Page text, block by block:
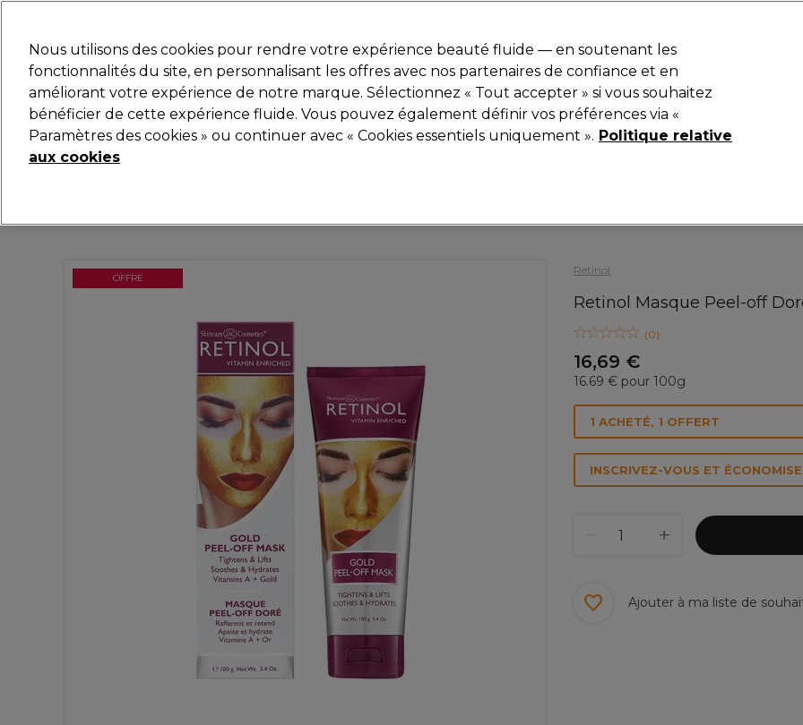
Rechercher
Marques
Bons plans Coiffure Electro et Matériel Equipement de salon Beauté Hommes
Livraison et délais
Retinol
Retinol Masque Peel-off
(0)
16,69 €
16.69 € pour 100g
OFFRE
1 ACHETÉ, 1 OFFERT
INSCRIVEZ-VOUS ET
Ajouter à ma liste de
Nous utilisons des cookies pour rendre votre expérience beauté fluide — en soutenant les
fonctionnalités du site, en personnalisant les offres avec nos partenaires de confiance et en
améliorant votre expérience de notre marque. Sélectionnez « Tout accepter » si vous souhaitez
bénéficier de cette expérience fluide. Vous pouvez également définir vos préférences via «
Paramètres des cookies » ou continuer avec « Cookies essentiels uniquement ». Politique relative
aux cookies